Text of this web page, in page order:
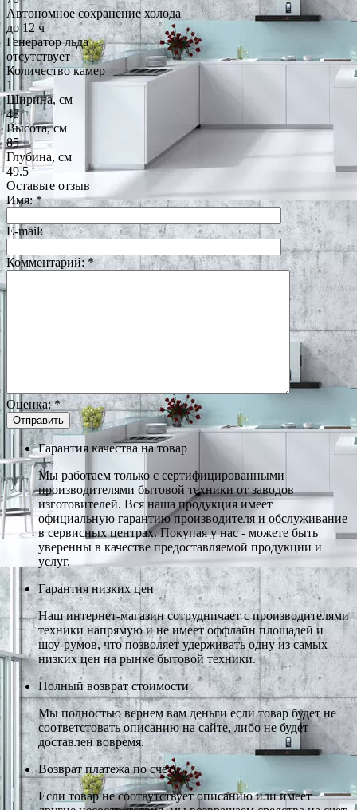
Автономное сохранение холода
до 12 ч
Генератор льда
отсутствует
Количество камер
1
Ширина, см
48
Высота, см
85
Глубина, см
49.5
Оставьте отзыв
Имя:*
E-mail:
Комментарий: *
Оценка:*
Гарантия качества на товар
Мы работаем только с сертифицированными
производителями бытовой техники от заводов
изготовителей. Вся наша продукция имеет
официальную гарантию производителя и обслуживание
в сервисных центрах. Покупая у нас - можете быть
уверенны в качестве предоставляемой продукции и
услуг.
Гарантия низких цен
Наш интернет-магазин сотрудничает с производителями
техники напрямую и не имеет оффлайн площадей и
шоу-румов, что позволяет удерживать одну из самых
низких цен на рынке бытовой техники.
Полный возврат стоимости
Мы полностью вернем вам деньги если товар будет не
соответстовать описанию на сайте, либо не будет
доставлен вовремя.
Возврат платежа по счету
Если товар не соотвутствует описанию или имеет